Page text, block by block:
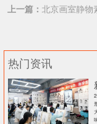
上一篇： 北京画室静物
热门资讯